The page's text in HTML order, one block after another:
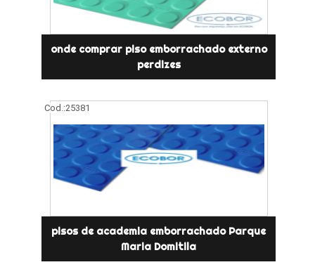
onde comprar piso emborrachado externo
perdizes
Cod.:25381
pisos de academia emborrachado Parque
Maria Domitila